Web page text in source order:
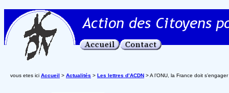
vous etes ici Accueil > Actualités > Les lettres d’ACDN > A l’ONU, la France doit